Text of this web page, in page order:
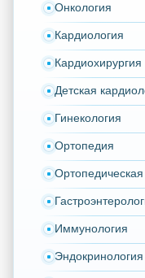
Онкология
Кардиология
Кардиохирургия
Детская
Гинекология
Ортопедия
Ортопедическая
Иммунология
Эндокринология